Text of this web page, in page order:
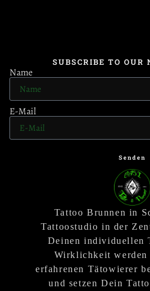
SUBSCRIBE TO OUR
Name
E-Mail
Senden
Tattoo Brunnen in
Tattoostudio in der
Deinen individuellen
Wirklichkeit werden
erfahrenen Tätowierer
und setzen Dein